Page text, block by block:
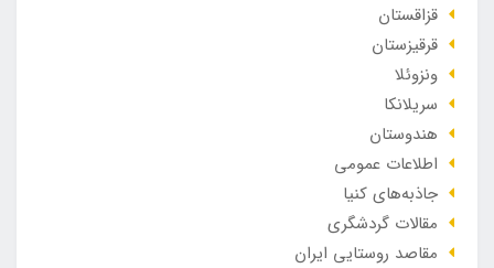
قزاقستان
قرقیزستان
ونزوئلا
سریلانکا
هندوستان
اطلاعات عمومی
جاذبه‌های کنیا
مقالات گردشگری
مقاصد روستایی ایران